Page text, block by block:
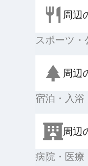
周辺
スポーツ
周辺
宿泊・入浴
周辺
病院・医療